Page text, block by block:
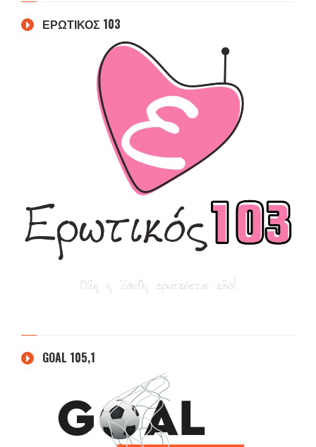
ΕΡΩΤΙΚΟΣ 103
GOAL 105,1